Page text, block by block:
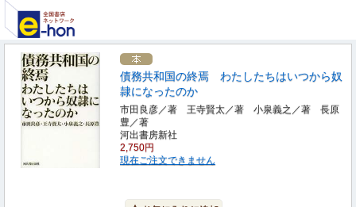
債務共和国の終焉 わたしたちはいつから奴
隷になったのか
市田良彦／著 王寺賢太／著 小泉義之／著 長原
豊／著
河出書房新社
2,750円
現在ご注文できません